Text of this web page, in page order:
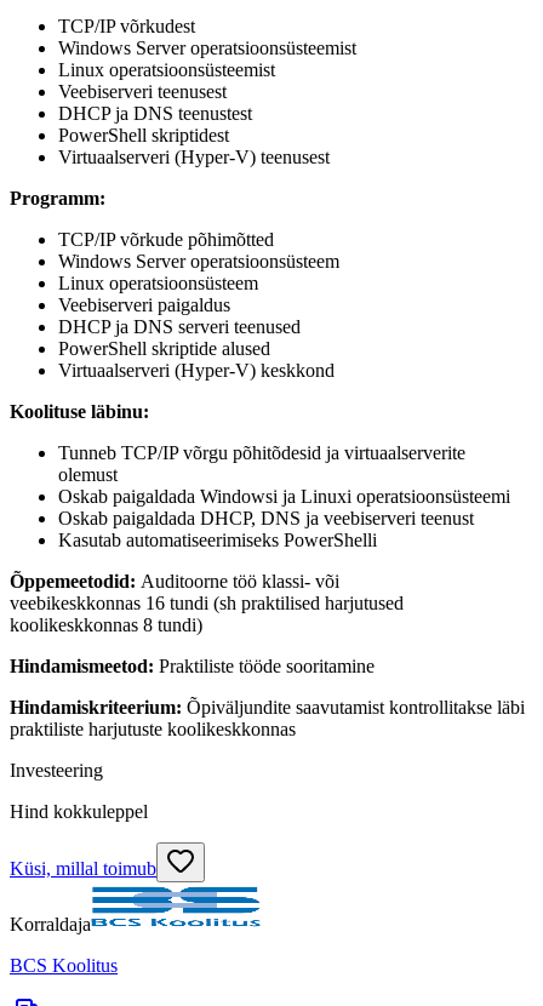
TCP/IP võrkudest
Windows Server operatsioonsüsteemist
Linux operatsioonsüsteemist
Veebiserveri teenusest
DHCP ja DNS teenustest
PowerShell skriptidest
Virtuaalserveri (Hyper-V) teenusest
Programm:
TCP/IP võrkude põhimõtted
Windows Server operatsioonsüsteem
Linux operatsioonsüsteem
Veebiserveri paigaldus
DHCP ja DNS serveri teenused
PowerShell skriptide alused
Virtuaalserveri (Hyper-V) keskkond
Koolituse läbinu:
Tunneb TCP/IP võrgu põhitõdesid ja virtuaalserverite
olemust
Oskab paigaldada Windowsi ja Linuxi operatsioonsüsteemi
Oskab paigaldada DHCP, DNS ja veebiserveri teenust
Kasutab automatiseerimiseks PowerShelli
Õppemeetodid: Auditoorne töö klassi- või
veebikeskkonnas 16 tundi (sh praktilised harjutused
koolikeskkonnas 8 tundi)
Hindamismeetod: Praktiliste tööde sooritamine
Hindamiskriteerium: Õpiväljundite saavutamist kontrollitakse läbi
praktiliste harjutuste koolikeskkonnas
Investeering
Hind kokkuleppel
Küsi, millal toimub
Korraldaja
BCS Koolitus